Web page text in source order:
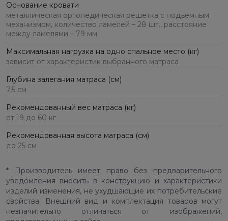
Основание кровати
металлическая ортопедическая решетка с подъемным
механизмом, количество ламелей – 28 шт., расстояние
между ламелями – 79 мм
Максимальная нагрузка на одно спальное место (кг)
зависит от характеристик выбранного матраса
Глубина залегания матраса (см)
7,5 см
Рекомендованный вес матраса (кг)
от 19 до 60 кг
Рекомендованная высота матраса (см)
до 25 см
* Производитель имеет право без предварительного
уведомления вносить в конструкцию и характеристики
изделий изменения, не ухудшающие их потребительские
свойства. Внешний вид и комплектация товаров могут
незначительно отличаться от изображений,